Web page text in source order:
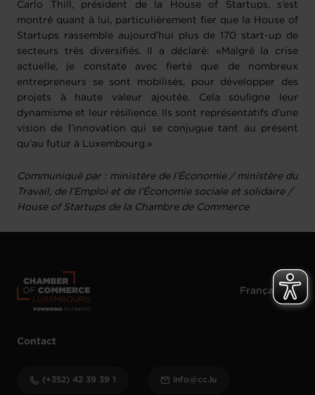
Carlo Thill, président de la House of Startups, s’est
montré quant à lui, particulièrement fier que la House of
Startups rassemble aujourd’hui plus de 170 start-up de
secteurs très diversifiés. Il a déclaré: «Malgré la crise
actuelle, je constate avec fierté que de nombreux
entrepreneurs se sont mobilisés, pour développer des
projets à haute valeur ajoutée. Cela souligne leur
dynamisme et leur résilience. Ils sont représentatifs d’une
vision de l’innovation qui se conjugue tant au présent
qu’au futur à Luxembourg.»
Communiqué par : ministère de l’Économie / ministère du
Travail, de l’Emploi et de l’Économie sociale et solidaire /
House of Startups de la Chambre de Commerce
Contact
(+352) 42 39 39 1 info@cc.lu